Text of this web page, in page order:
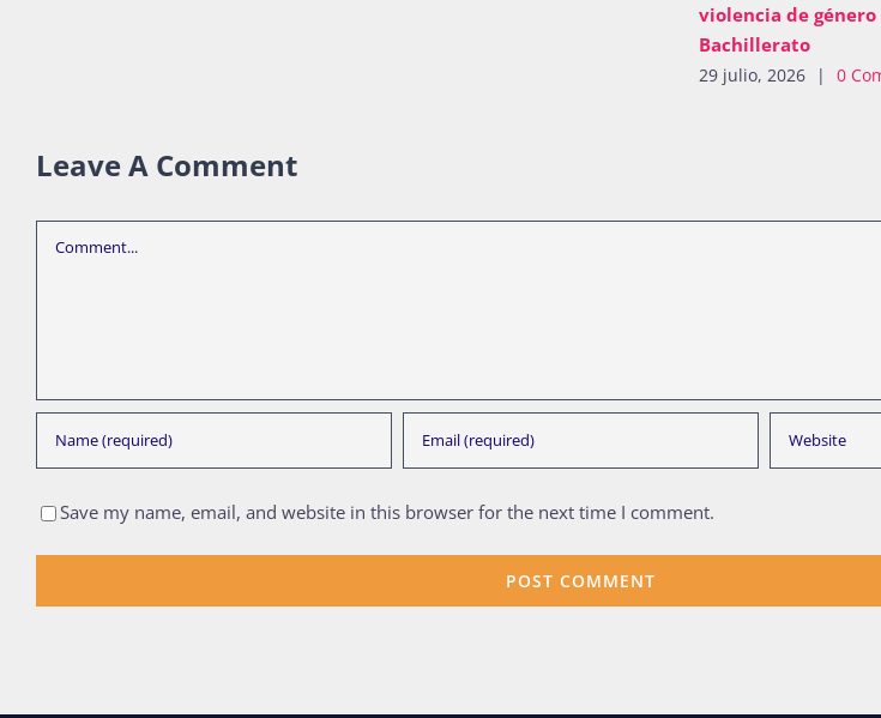
violencia de género
Bachillerato
29 julio, 2026 | 0
Leave A Comment
Comment
Save my name, email, and website in this browser for the next time I comment.